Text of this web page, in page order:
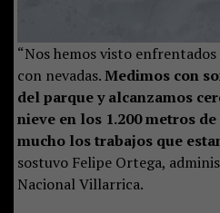
“Nos hemos visto
con nevadas.Medimos con
del parque y alcanzamos
nieve en los 1.200 metros
mucho los trabajos que
sostuvo Felipe Ortega,
Nacional Villarrica.